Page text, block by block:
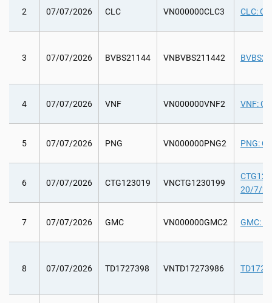
2 07/07/2026 CLC VN000000CLC3 CLC:
3 07/07/2026 BVBS21144 VNBVBS211442
4 07/07/2026 VNF VN000000VNF2 VNF:
5 07/07/2026 PNG VN000000PNG2 PNG:
6 07/07/2026 CTG123019 VNCTG1230199
20/7/
7 07/07/2026 GMC VN000000GMC2 GMC:
8 07/07/2026 TD1727398 VNTD17273986